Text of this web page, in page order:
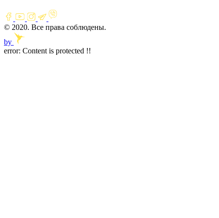
© 2020. Все права соблюдены.
by
error: Content is protected !!